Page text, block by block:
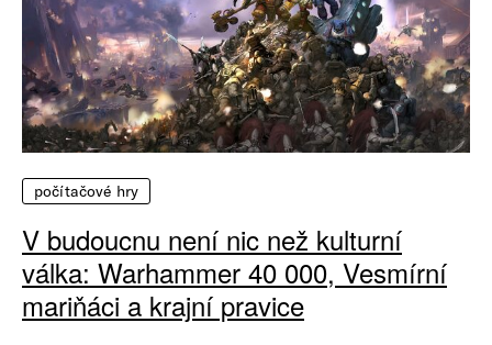
počítačové hry
V budoucnu není nic než kulturní
válka: Warhammer 40 000, Vesmírní
mariňáci a krajní pravice